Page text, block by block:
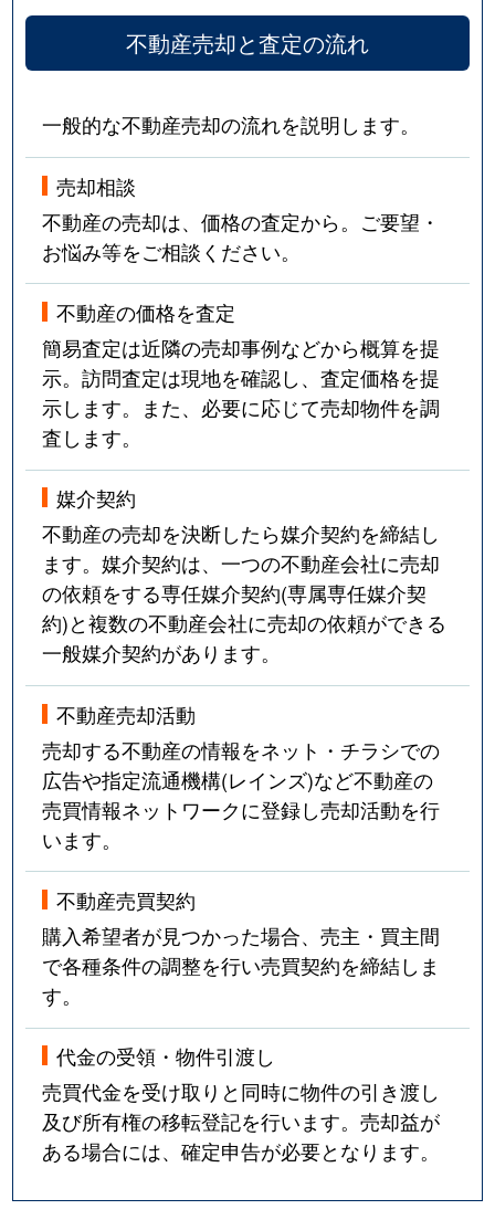
不動産売却と査定の流れ
一般的な不動産売却の流れを説明します。
売却相談
不動産の売却は、価格の査定から。ご要望・
お悩み等をご相談ください。
不動産の価格を査定
簡易査定は近隣の売却事例などから概算を提
示。訪問査定は現地を確認し、査定価格を提
示します。また、必要に応じて売却物件を調
査します。
媒介契約
不動産の売却を決断したら媒介契約を締結し
ます。媒介契約は、一つの不動産会社に売却
の依頼をする専任媒介契約(専属専任媒介契
約)と複数の不動産会社に売却の依頼ができる
一般媒介契約があります。
不動産売却活動
売却する不動産の情報をネット・チラシでの
広告や指定流通機構(レインズ)など不動産の
売買情報ネットワークに登録し売却活動を行
います。
不動産売買契約
購入希望者が見つかった場合、売主・買主間
で各種条件の調整を行い売買契約を締結しま
す。
代金の受領・物件引渡し
売買代金を受け取りと同時に物件の引き渡し
及び所有権の移転登記を行います。売却益が
ある場合には、確定申告が必要となります。